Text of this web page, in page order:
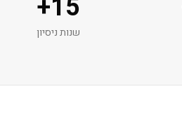
שנות ניסיון